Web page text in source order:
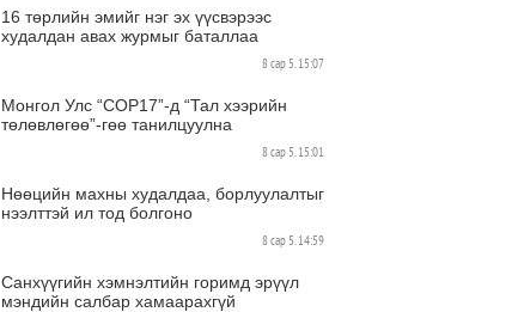
16 төрлийн эмийг нэг эх үүсвэрээс
худалдан авах журмыг баталлаа
8 сар 5. 15:07
Монгол Улс “COP17”-д “Тал хээрийн
төлөвлөгөө”-гөө танилцуулна
8 сар 5. 15:01
Нөөцийн махны худалдаа, борлуулалтыг
нээлттэй ил тод болгоно
8 сар 5. 14:59
Санхүүгийн хэмнэлтийн горимд эрүүл
мэндийн салбар хамаарахгүй